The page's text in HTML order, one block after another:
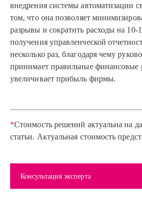
внедрения системы автоматизации
том, что она позволяет
разрывы и сократить расходы на 10-
получения управленческой
несколько раз, благодаря чему
принимает правильные финансовые
увеличивает прибыль фирмы.
*Стоимость решений актуальна на
статьи. Актуальная стоимость
Консультация эксперта